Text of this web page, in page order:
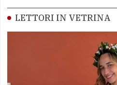
LETTORI IN VETRINA